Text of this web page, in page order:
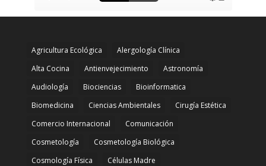
Agricultura Ecológica
Alergología Clínica
Alta Cocina
Antienvejecimiento
Astronomía
Audiología
Biociencias
Bioinformatica
Biomedicina
Ciencias Ambientales
Cirugía Estética
Comercio Internacional
Comunicación
Cosmetología
Cosmetología Biológica
Cosmología Física
Células Madre